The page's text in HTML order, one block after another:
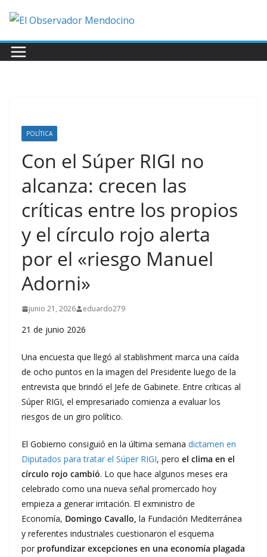
contenido
POLÍTICA
Con el Súper RIGI no
alcanza: crecen las
críticas entre los propios
y el círculo rojo alerta
por el «riesgo Manuel
Adorni»
junio 21, 2026 eduardo279
21 de junio 2026
Una encuesta que llegó al stablishment marca una caída
de ocho puntos en la imagen del Presidente luego de la
entrevista que brindó el Jefe de Gabinete. Entre críticas al
Súper RIGI, el empresariado comienza a evaluar los
riesgos de un giro político.
El Gobierno consiguió en la última semana dictamen en
Diputados para tratar el Súper RIGI, pero el clima en el
círculo rojo cambió. Lo que hace algunos meses era
celebrado como una nueva señal promercado hoy
empieza a generar irritación. El exministro de
Economía, Domingo Cavallo, la Fundación Mediterránea
y referentes industriales cuestionaron el esquema
por profundizar excepciones en una economía plagada